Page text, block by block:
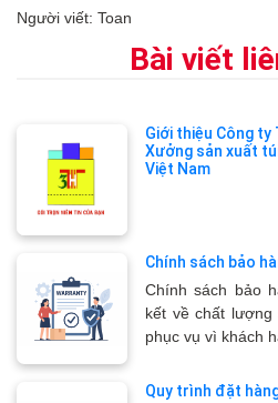
Người viết: Toan
Bài viết
Giới thiệu Công ty
Xưởng sản xuất
Việt Nam
Chính sách bảo
Chính sách bảo
kết về chất lượng
phục vụ vì khách
Quy trình đặt